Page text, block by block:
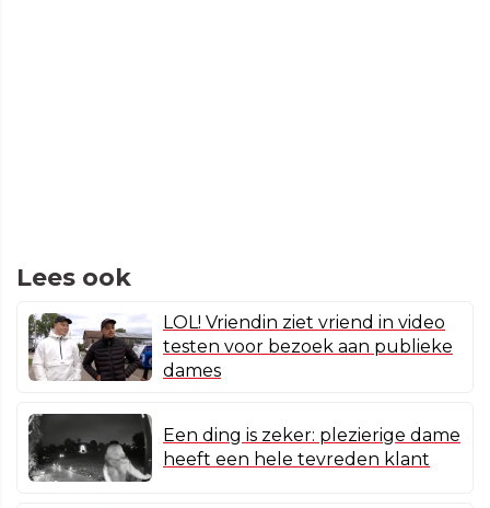
Lees ook
LOL! Vriendin ziet vriend in video
testen voor bezoek aan publieke
dames
Een ding is zeker: plezierige dame
heeft een hele tevreden klant